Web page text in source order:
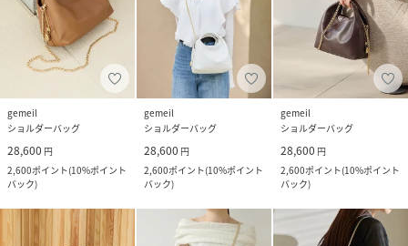
gemeil
ショルダーバッグ
28,600 円
2,600ポイント(10%ポイント
バック)
gemeil
ショルダーバッグ
28,600 円
2,600ポイント(10%ポイント
バック)
gemeil
ショルダーバッグ
28,600 円
2,600ポイント(10%ポイント
バック)